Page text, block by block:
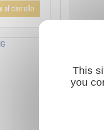
al carrello
This
you